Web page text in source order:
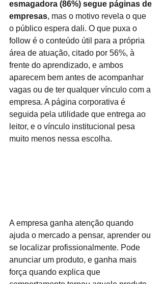
esmagadora (86%) segue páginas de
empresas, mas o motivo revela o que
o público espera dali. O que puxa o
follow é o conteúdo útil para a própria
área de atuação, citado por 56%, à
frente do aprendizado, e ambos
aparecem bem antes de acompanhar
vagas ou de ter qualquer vínculo com a
empresa. A página corporativa é
seguida pela utilidade que entrega ao
leitor, e o vínculo institucional pesa
muito menos nessa escolha.
A empresa ganha atenção quando
ajuda o mercado a pensar, aprender ou
se localizar profissionalmente. Pode
anunciar um produto, e ganha mais
força quando explica que